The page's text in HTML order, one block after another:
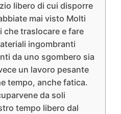
libero di cui disporre
mai visto Molti
traslocare e fare
ingombranti
da uno sgombero sia
un lavoro pesante
tempo, anche fatica.
da soli
tempo libero dal